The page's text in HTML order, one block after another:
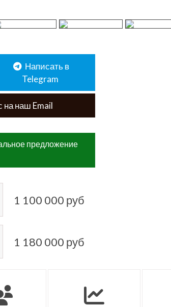
Написать в
Telegram
на наш Email
предложение
1 100 000 руб
1 180 000 руб